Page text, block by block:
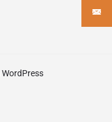
WordPress